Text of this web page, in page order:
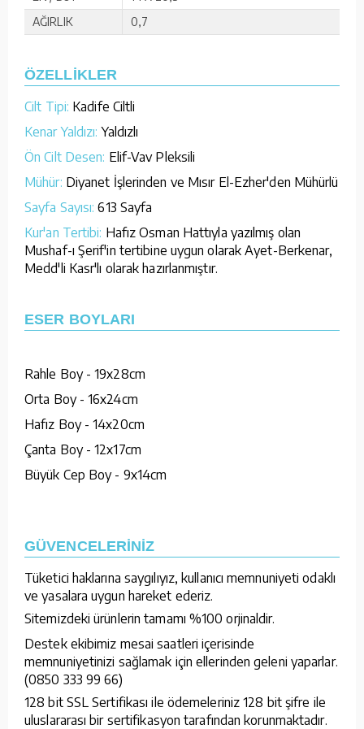
AĞIRLIK
0,7
ÖZELLİKLER
Cilt Tipi: Kadife Ciltli
Kenar Yaldızı: Yaldızlı
Ön Cilt Desen: Elif-Vav Pleksili
Mühür: Diyanet İşlerinden ve Mısır El-Ezher'den Mühürlü
Sayfa Sayısı: 613 Sayfa
Kur'an Tertibi: Hafız Osman Hattıyla yazılmış olan
Mushaf-ı Şerif'in tertibine uygun olarak Ayet-Berkenar,
Medd'li Kasr'lı olarak hazırlanmıştır.
ESER BOYLARI
Rahle Boy - 19x28cm
Orta Boy - 16x24cm
Hafız Boy - 14x20cm
Çanta Boy - 12x17cm
Büyük Cep Boy - 9x14cm
GÜVENCELERİNİZ
Tüketici haklarına saygılıyız, kullanıcı memnuniyeti odaklı
ve yasalara uygun hareket ederiz.
Sitemizdeki ürünlerin tamamı %100 orjinaldir.
Destek ekibimiz mesai saatleri içerisinde
memnuniyetinizi sağlamak için ellerinden geleni yaparlar.
(0850 333 99 66)
128 bit SSL Sertifikası ile ödemeleriniz 128 bit şifre ile
uluslararası bir sertifikasyon tarafından korunmaktadır.